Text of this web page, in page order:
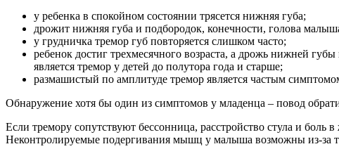
у ребенка в спокойном состоянии трясется нижняя губа;
дрожит нижняя губа и подбородок, конечности, голова
у грудничка тремор губ повторяется слишком часто;
ребенок достиг трехмесячного возраста, а дрожь нижней
является тремор у детей до полутора года и старше;
размашистый по амплитуде тремор является частым
Обнаружение хотя бы один из симптомов у младенца – повод
Если тремору сопутствуют бессонница, расстройство стула и
Неконтролируемые подергивания мышц у малыша возможны из-за